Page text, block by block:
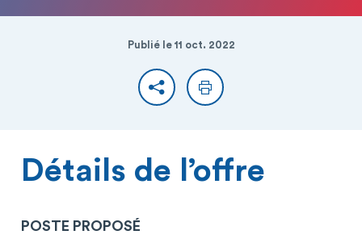
Publié le 11 oct. 2022
PartagerImprimer
Détails de l’offre
POSTE PROPOSÉ